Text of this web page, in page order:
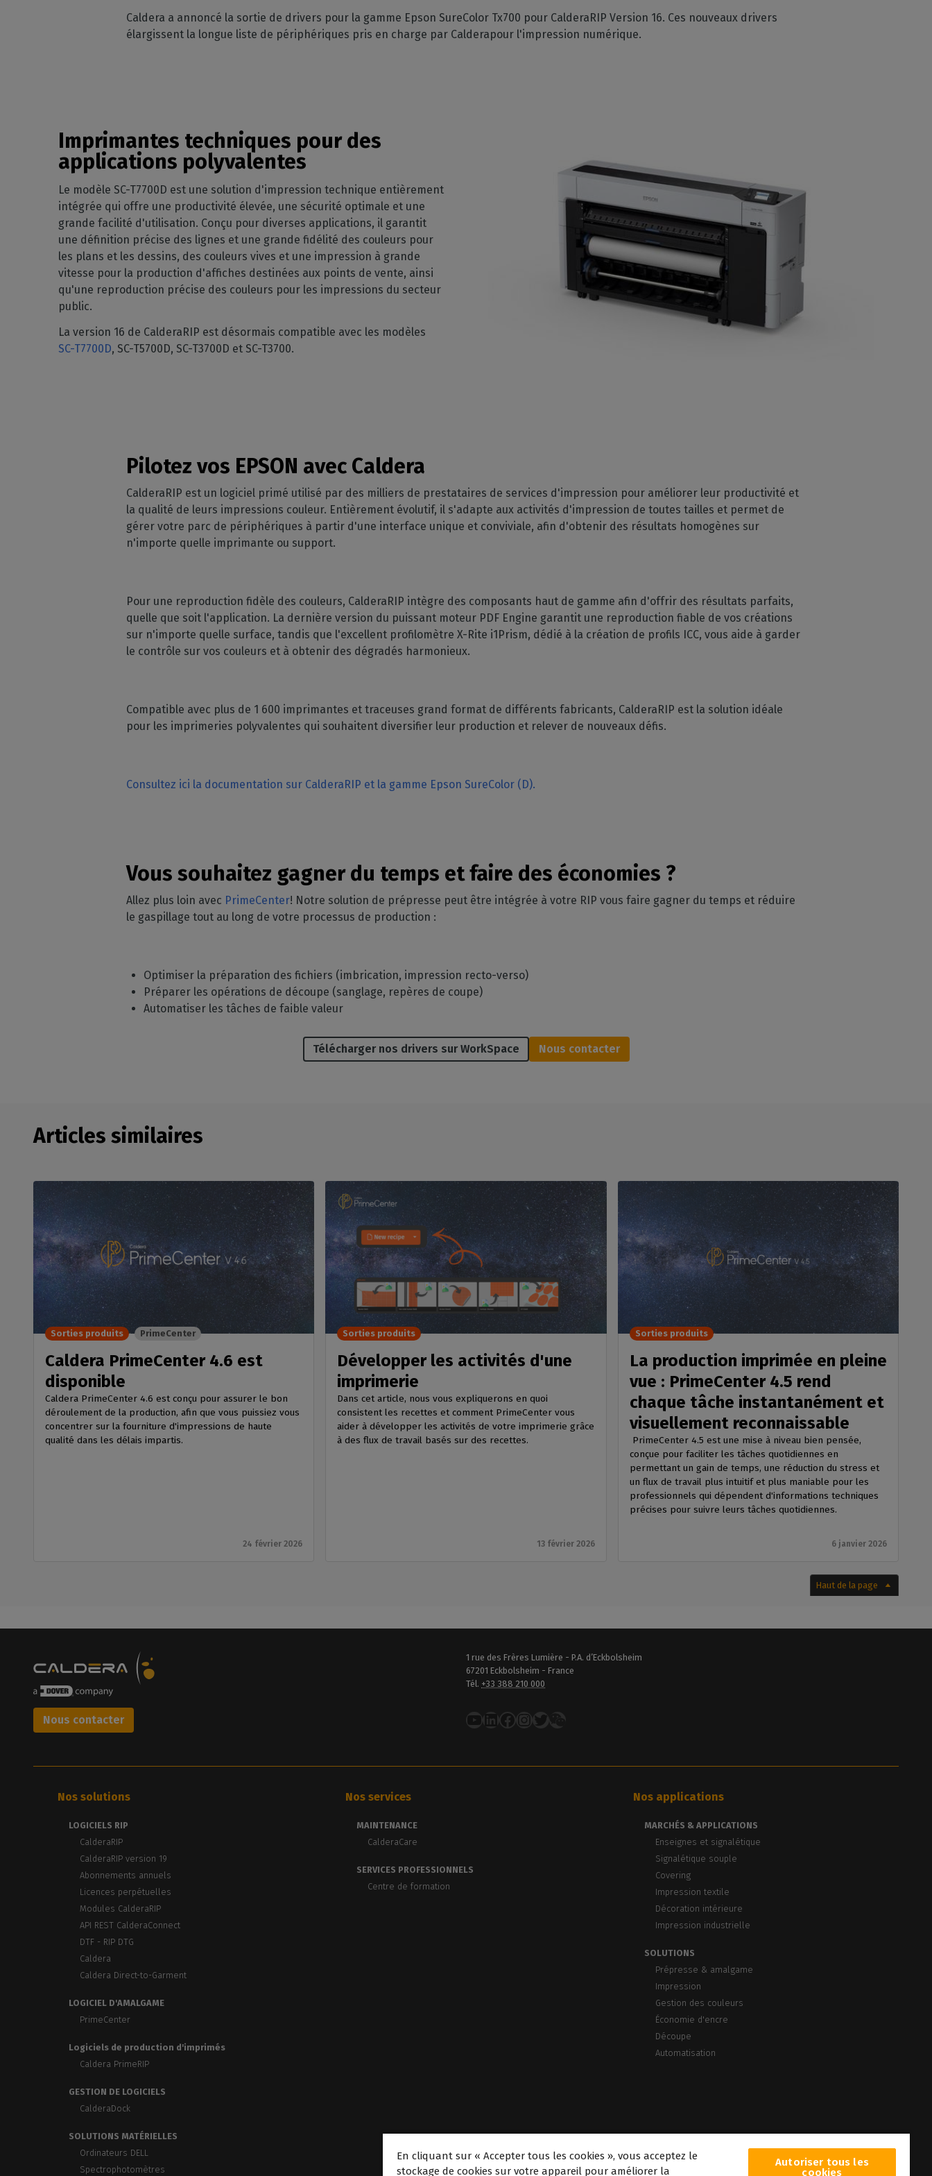
Modules CalderaRIP
Votre solution d'API REST
DTF - RIP DTG
Logiciel RIP pour l'impression
DTF
Caldera Direct-to-
Garment
RIP pour l'impression DTG
CalderaDock
Gérez vos solutions Caldera
Spectrophotomètres
Mesurez vos couleurs
Décoration intérieure
Impression multi-supports
Découpe
Gérez vos découpes
OS compatibles
Périphériques
Caldera a annoncé la sortie de drivers pour la gamme Epson SureColor Tx700 pour CalderaRIP Version 16. Ces nouveaux drivers
élargissent la longue liste de périphériques pris en charge par Calderapour l'impression numérique.
Imprimantes techniques pour des
applications polyvalentes
Le modèle SC-T7700D est une solution d'impression technique entièrement
intégrée qui offre une productivité élevée, une sécurité optimale et une
grande facilité d'utilisation. Conçu pour diverses applications, il garantit
une définition précise des lignes et une grande fidélité des couleurs pour
les plans et les dessins, des couleurs vives et une impression à grande
vitesse pour la production d'affiches destinées aux points de vente, ainsi
qu'une reproduction précise des couleurs pour les impressions du secteur
public.
La version 16 de CalderaRIP est désormais compatible avec les modèles
SC-T7700D, SC-T5700D, SC-T3700D et SC-T3700.
Pilotez vos EPSON avec Caldera
CalderaRIP est un logiciel primé utilisé par des milliers de prestataires de services d'impression pour améliorer leur productivité et
la qualité de leurs impressions couleur. Entièrement évolutif, il s'adapte aux activités d'impression de toutes tailles et permet de
gérer votre parc de périphériques à partir d'une interface unique et conviviale, afin d'obtenir des résultats homogènes sur
n'importe quelle imprimante ou support.
Pour une reproduction fidèle des couleurs, CalderaRIP intègre des composants haut de gamme afin d'offrir des résultats parfaits,
quelle que soit l'application. La dernière version du puissant moteur PDF Engine garantit une reproduction fiable de vos créations
sur n'importe quelle surface, tandis que l'excellent profilomètre X-Rite i1Prism, dédié à la création de profils ICC, vous aide à garder
le contrôle sur vos couleurs et à obtenir des dégradés harmonieux.
Compatible avec plus de 1 600 imprimantes et traceuses grand format de différents fabricants, CalderaRIP est la solution idéale
pour les imprimeries polyvalentes qui souhaitent diversifier leur production et relever de nouveaux défis.
Consultez ici la documentation sur CalderaRIP et la gamme Epson SureColor (D).
Vous souhaitez gagner du temps et faire des économies ?
Allez plus loin avec PrimeCenter! Notre solution de prépresse peut être intégrée à votre RIP vous faire gagner du temps et réduire
le gaspillage tout au long de votre processus de production :
Optimiser la préparation des fichiers (imbrication, impression recto-verso)
Préparer les opérations de découpe (sanglage, repères de coupe)
Automatiser les tâches de faible valeur
Télécharger nos drivers sur WorkSpace Nous contacter
Articles similaires
Caldera PrimeCenter 4.6 est
disponible
Caldera PrimeCenter 4.6 est conçu pour assurer le bon
déroulement de la production, afin que vous puissiez vous
concentrer sur la fourniture d'impressions de haute
qualité dans les délais impartis.
24 février 2026
Sorties produits PrimeCenter
Développer les activités d'une
imprimerie
Dans cet article, nous vous expliquerons en quoi
consistent les recettes et comment PrimeCenter vous
aider à développer les activités de votre imprimerie grâce
à des flux de travail basés sur des recettes.
13 février 2026
Sorties produits
La production imprimée en pleine
vue : PrimeCenter 4.5 rend
chaque tâche instantanément et
visuellement reconnaissable
PrimeCenter 4.5 est une mise à niveau bien pensée,
conçue pour faciliter les tâches quotidiennes en
permettant un gain de temps, une réduction du stress et
un flux de travail plus intuitif et plus maniable pour les
professionnels qui dépendent d'informations techniques
précises pour suivre leurs tâches quotidiennes.
6 janvier 2026
Sorties produits
Haut de la page
1 rue des Frères Lumière - P.A. d’Eckbolsheim
67201 Eckbolsheim - France
Tél. +33 388 210 000
Nous contacter YouTube
LinkedIn
Facebook
Instagram
Twitter
Nos solutions
LOGICIELS RIP
CalderaRIP
CalderaRIP version 19
Abonnements annuels
Licences perpétuelles
Modules CalderaRIP
API REST CalderaConnect
DTF - RIP DTG
Caldera
Caldera Direct-to-Garment
LOGICIEL D'AMALGAME
PrimeCenter
Logiciels de production d'imprimés
Caldera PrimeRIP
GESTION DE LOGICIELS
CalderaDock
SOLUTIONS MATÉRIELLES
Ordinateurs DELL
Spectrophotomètres
Nos services
MAINTENANCE
CalderaCare
SERVICES PROFESSIONNELS
Centre de formation
Nos applications
MARCHÉS & APPLICATIONS
Enseignes et signalétique
Signalétique souple
Covering
Impression textile
Décoration intérieure
Impression industrielle
SOLUTIONS
Prépresse & amalgame
Impression
Gestion des couleurs
Économie d'encre
Découpe
Automatisation
En cliquant sur « Accepter tous les cookies », vous acceptez le
stockage de cookies sur votre appareil pour améliorer la
Autoriser tous les
cookies